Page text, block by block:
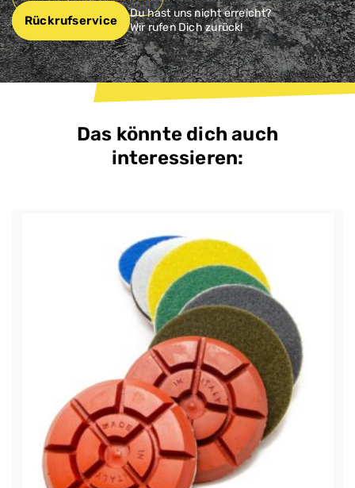
Rückrufservice
Du hast uns nicht erreicht?
Wir rufen Dich zurück!
Das könnte dich auch
interessieren: